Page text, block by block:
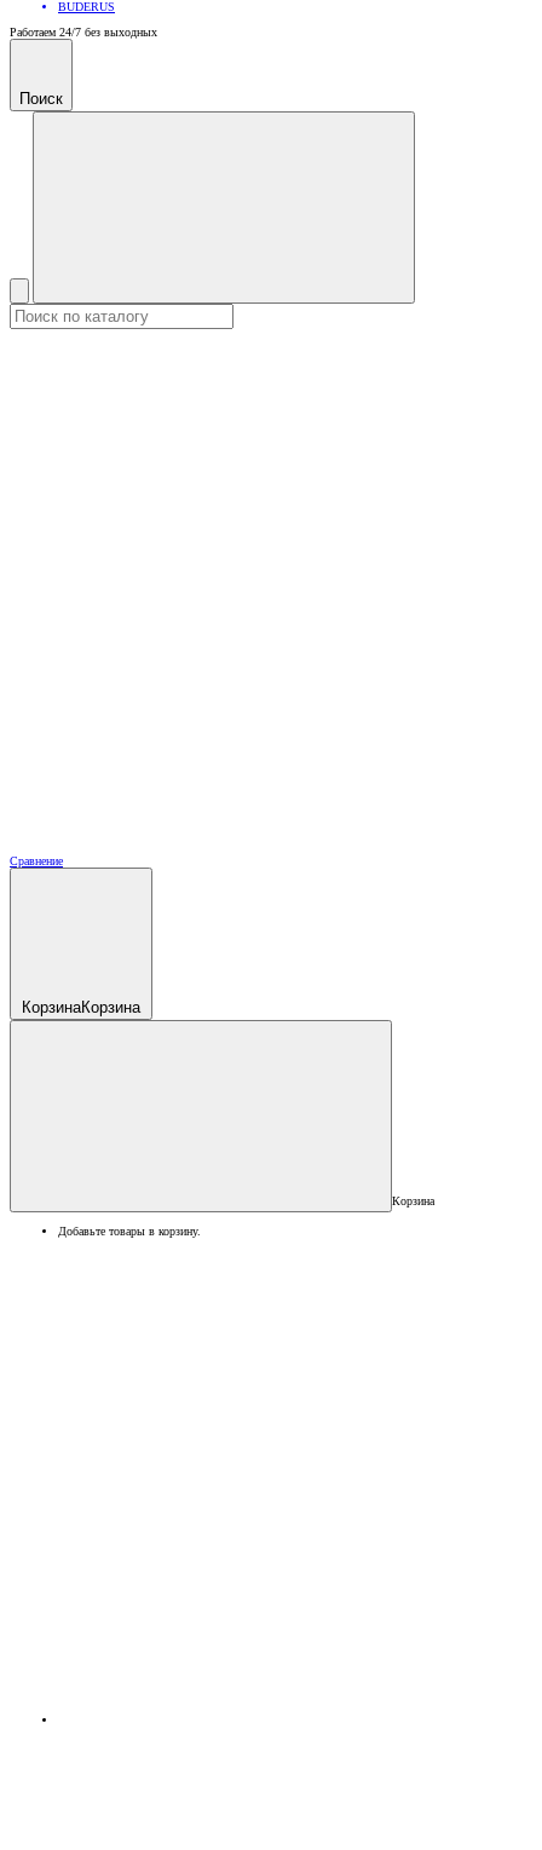
BUDERUS
Работаем 24/7 без выходных
Поиск
Сравнение
КорзинаКорзина
Корзина
Добавьте товары в корзину.